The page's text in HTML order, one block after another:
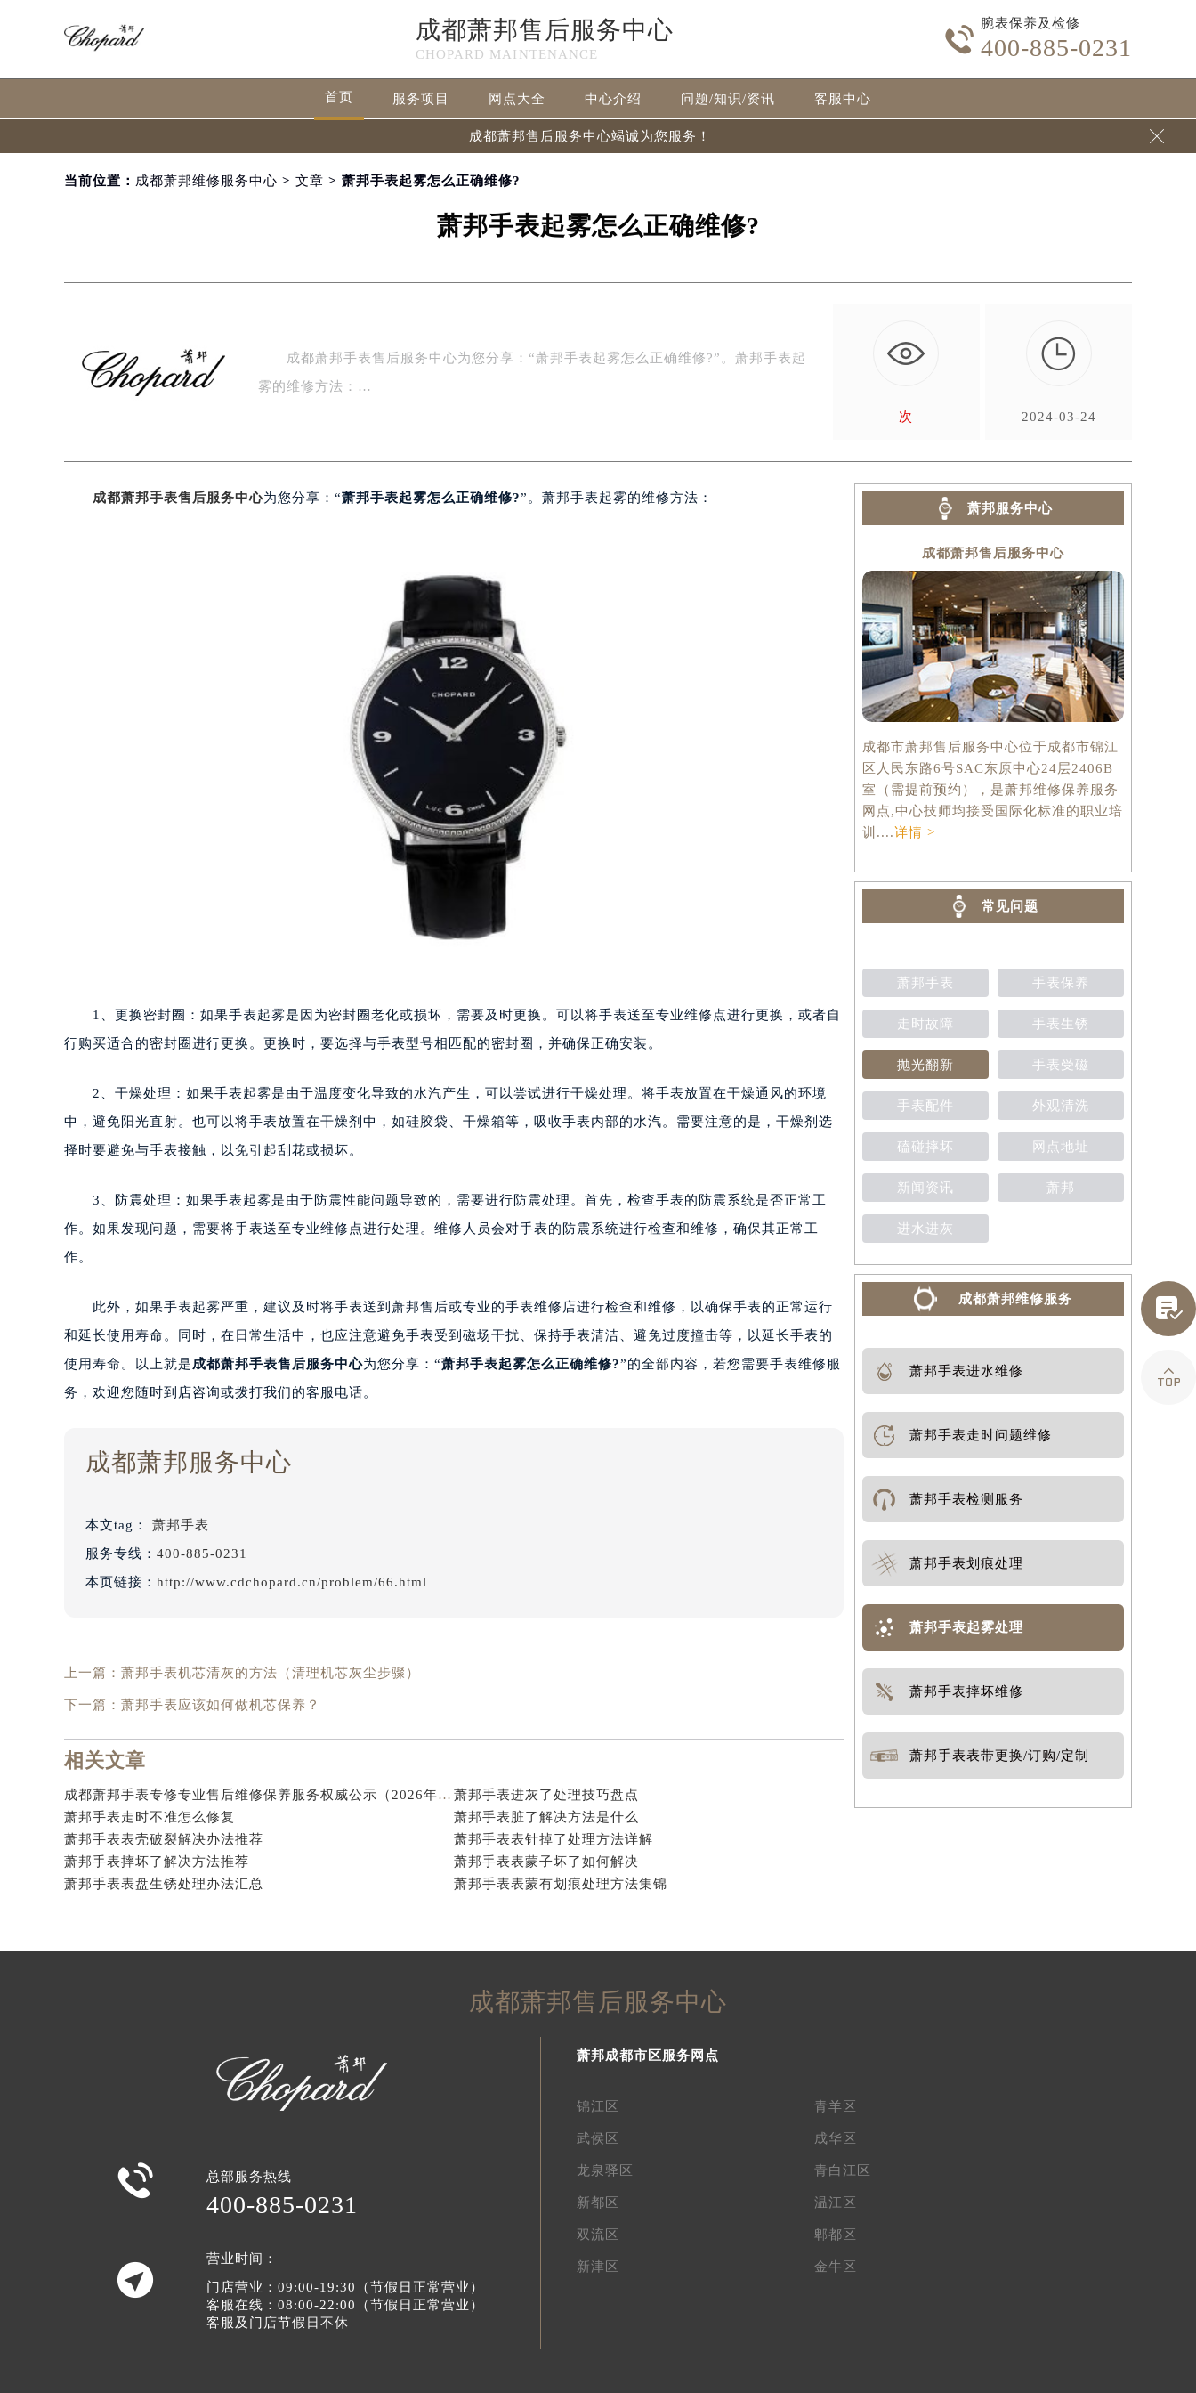
成都萧邦售后服务中心
CHOPARD MAINTENANCE

腕表保养及检修
400-885-0231
首页 服务项目 网点大全 中心介绍 问题/知识/资讯 客服中心
成都萧邦售后服务中心竭诚为您服务！ 
当前位置： 成都萧邦维修服务中心 > 文章 > 萧邦手表起雾怎么正确维修?
萧邦手表起雾怎么正确维修?
成都萧邦手表售后服务中心为您分享：“萧邦手表起雾怎么正确维修?”。萧邦手表起
雾的维修方法：…
次

2024-03-24
成都萧邦手表售后服务中心为您分享：“萧邦手表起雾怎么正确维修?”。萧邦手表起雾的维修方法：
1、更换密封圈：如果手表起雾是因为密封圈老化或损坏，需要及时更换。可以将手表送至专业维修点进行更换，或者自
行购买适合的密封圈进行更换。更换时，要选择与手表型号相匹配的密封圈，并确保正确安装。
2、干燥处理：如果手表起雾是由于温度变化导致的水汽产生，可以尝试进行干燥处理。将手表放置在干燥通风的环境
中，避免阳光直射。也可以将手表放置在干燥剂中，如硅胶袋、干燥箱等，吸收手表内部的水汽。需要注意的是，干燥剂选
择时要避免与手表接触，以免引起刮花或损坏。
3、防震处理：如果手表起雾是由于防震性能问题导致的，需要进行防震处理。首先，检查手表的防震系统是否正常工
作。如果发现问题，需要将手表送至专业维修点进行处理。维修人员会对手表的防震系统进行检查和维修，确保其正常工
作。
此外，如果手表起雾严重，建议及时将手表送到萧邦售后或专业的手表维修店进行检查和维修，以确保手表的正常运行
和延长使用寿命。同时，在日常生活中，也应注意避免手表受到磁场干扰、保持手表清洁、避免过度撞击等，以延长手表的
使用寿命。以上就是成都萧邦手表售后服务中心为您分享：“萧邦手表起雾怎么正确维修?”的全部内容，若您需要手表维修服
务，欢迎您随时到店咨询或拨打我们的客服电话。
成都萧邦服务中心
本文tag： 萧邦手表
服务专线： 400-885-0231
本页链接： http://www.cdchopard.cn/problem/66.html
上一篇： 萧邦手表机芯清灰的方法（清理机芯灰尘步骤）
下一篇： 萧邦手表应该如何做机芯保养？
相关文章
成都萧邦手表专修专业售后维修保养服务权威公示（2026年7月最新） 萧邦手表进灰了处理技巧盘点
萧邦手表走时不准怎么修复
萧邦手表脏了解决方法是什么
萧邦手表表壳破裂解决办法推荐
萧邦手表表针掉了处理方法详解
萧邦手表摔坏了解决方法推荐
萧邦手表表蒙子坏了如何解决
萧邦手表表盘生锈处理办法汇总
萧邦手表表蒙有划痕处理方法集锦
萧邦服务中心
成都萧邦售后服务中心
成都市萧邦售后服务中心位于成都市锦江
区人民东路6号SAC东原中心24层2406B
室（需提前预约），是萧邦维修保养服务
网点,中心技师均接受国际化标准的职业培
训....详情 >
常见问题
萧邦手表 手表保养
走时故障 手表生锈
抛光翻新 手表受磁
手表配件 外观清洗
磕碰摔坏 网点地址
新闻资讯 萧邦
进水进灰
成都萧邦维修服务
萧邦手表进水维修
萧邦手表走时问题维修
萧邦手表检测服务
萧邦手表划痕处理
萧邦手表起雾处理
萧邦手表摔坏维修
萧邦手表表带更换/订购/定制
成都萧邦售后服务中心
 总部服务热线
400-885-0231

营业时间：
门店营业：09:00-19:30（节假日正常营业）
客服在线：08:00-22:00（节假日正常营业）
客服及门店节假日不休
萧邦成都市区服务网点
锦江区 青羊区
武侯区 成华区
龙泉驿区 青白江区
新都区 温江区
双流区 郫都区
新津区 金牛区

